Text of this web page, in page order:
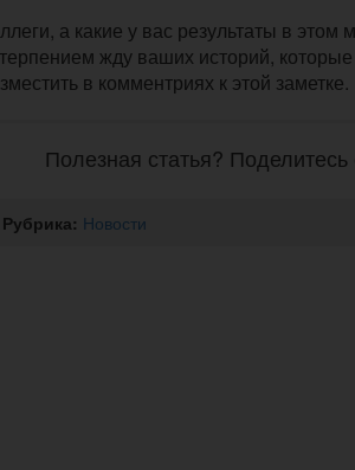
а какие у вас результаты в этом
жду ваших историй,
в комментриях к этой заметке.
Полезная статья?
Рубрика: Новости